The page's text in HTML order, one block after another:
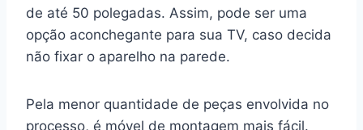
de até 50 polegadas. Assim, pode ser uma
opção aconchegante para sua TV, caso decida
não fixar o aparelho na parede.
Pela menor quantidade de peças envolvida no
processo, é móvel de montagem mais fácil.